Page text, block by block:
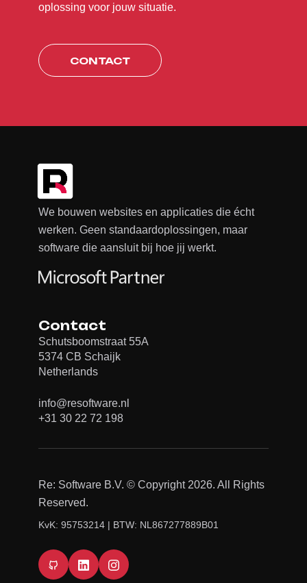
oplossing voor jouw situatie.
CONTACT
We bouwen websites en applicaties die écht
werken. Geen standaardoplossingen, maar
software die aansluit bij hoe jij werkt.
Contact
Schutsboomstraat 55A
5374 CB Schaijk
Netherlands
info@resoftware.nl
+31 30 22 72 198
Re: Software B.V. © Copyright 2026. All Rights
Reserved.
KvK: 95753214 | BTW: NL867277889B01